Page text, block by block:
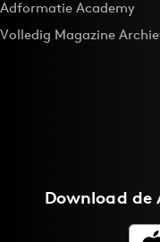
Bureaus
Campagnes
Digital transformation
Adformatie Academy
Volledig Magazine
Download de